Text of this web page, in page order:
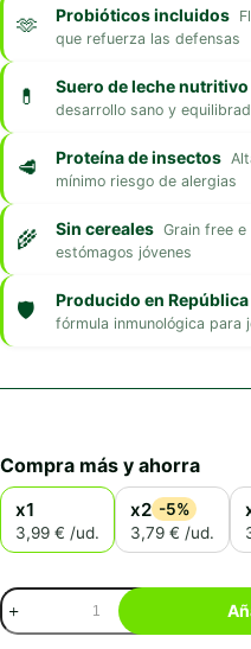
Probióticos incluidos
que refuerza las defensas
Suero de leche nutritivo
desarrollo sano y
Proteína de insectos
mínimo riesgo de alergias
Sin cereales Grain free e
estómagos jóvenes
Producido en
fórmula inmunológica para
Compra más y ahorra
x1
3,99 € /ud.
x2 -5%
3,79 € /ud.
Brit
Care
Crunchy